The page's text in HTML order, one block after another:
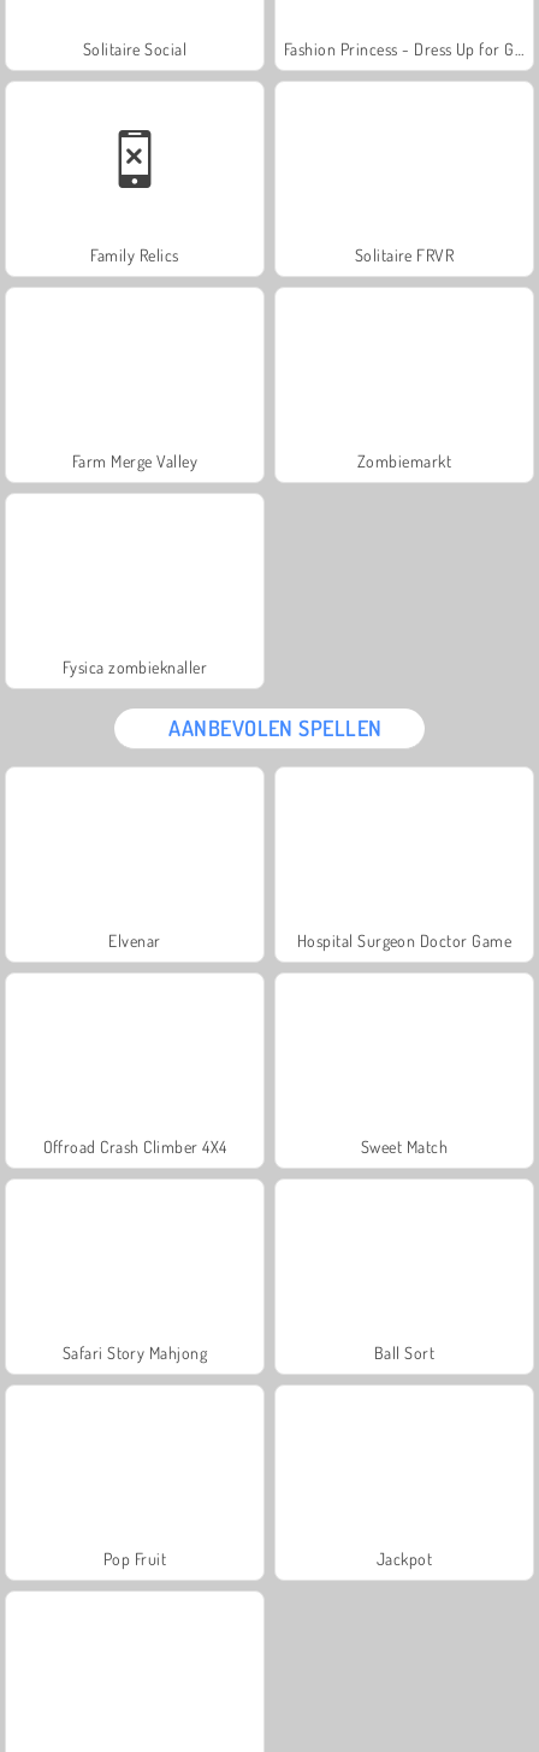
Solitaire Social
Family Relics Solitaire FRVR
Farm Merge Valley Zombiemarkt
Fysica zombieknaller
AANBEVOLEN SPELLEN
Elvenar Hospital Surgeon Doctor Game
Offroad Crash Climber 4X4 Sweet Match
Safari Story Mahjong Ball Sort
Pop Fruit Jackpot